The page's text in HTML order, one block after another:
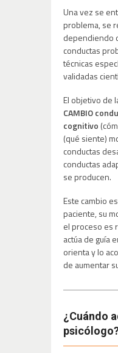
Una vez se
problema, se
dependiendo
conductas
técnicas
validadas
El objetivo de
CAMBIO
cognitivo
(qué siente)
conductas
conductas
se producen.
Este cambio
paciente, su
el proceso es
actúa de guía
orienta y lo
de aumentar
¿Cuándo